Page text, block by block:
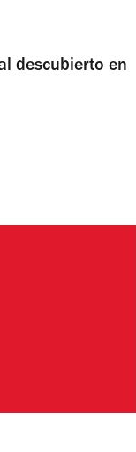
descubierto en